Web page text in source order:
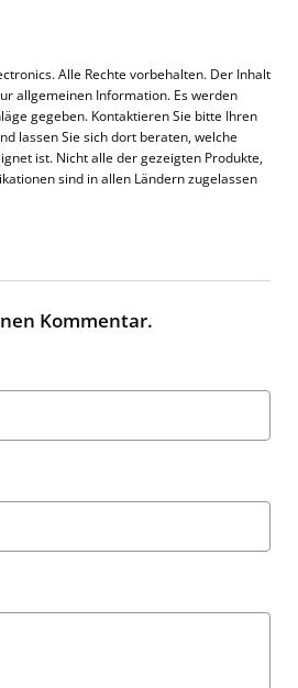
Alle Rechte vorbehalten. Der Inhalt
allgemeinen Information. Es werden
gegeben. Kontaktieren Sie bitte Ihren
lassen Sie sich dort beraten, welche
ist. Nicht alle der gezeigten Produkte,
sind in allen Ländern zugelassen
Kommentar.